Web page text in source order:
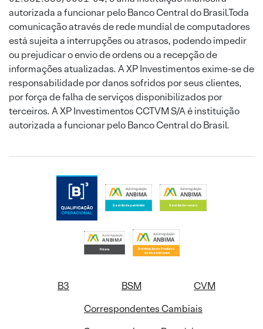
autorizada a funcionar pelo Banco Central do Brasil.Toda
comunicação através de rede mundial de computadores
está sujeita a interrupções ou atrasos, podendo impedir
ou prejudicar o envio de ordens ou a recepção de
informações atualizadas. A XP Investimentos exime-se de
responsabilidade por danos sofridos por seus clientes,
por força de falha de serviços disponibilizados por
terceiros. A XP Investimentos CCTVM S/A é instituição
autorizada a funcionar pelo Banco Central do Brasil.
B3 BSM
CVM
Correspondentes Cambiais